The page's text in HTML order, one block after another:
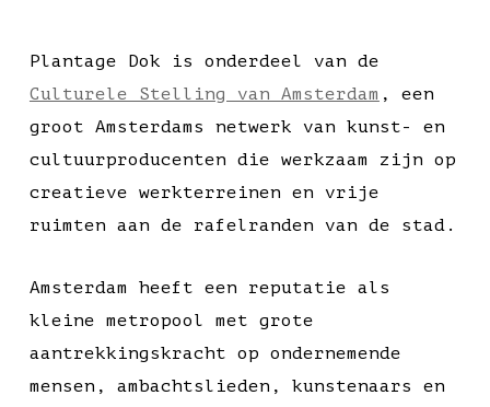
Plantage Dok is onderdeel van de
Culturele Stelling van Amsterdam , een
groot Amsterdams netwerk van kunst- en
cultuurproducenten die werkzaam zijn op
creatieve werkterreinen en vrije
ruimten aan de rafelranden van de stad.
Amsterdam heeft een reputatie als
kleine metropool met grote
aantrekkingskracht op ondernemende
mensen, ambachtslieden, kunstenaars en